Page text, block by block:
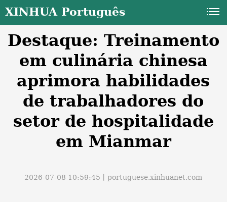
XINHUA Português
Destaque: Treinamento
em culinária chinesa
aprimora habilidades
de trabalhadores do
setor de hospitalidade
em Mianmar
2026-07-08 10:59:45丨portuguese.xinhuanet.com